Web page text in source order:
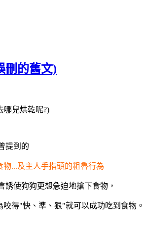
刪的舊文)
哪兒烘乾呢?)
提到的
...及主人手指頭的粗魯行為
誘使狗狗更想急迫地搶下食物，
得"快、準、狠"就可以成功吃到食物。